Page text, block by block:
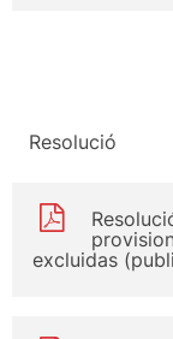
Resolució
excluidas